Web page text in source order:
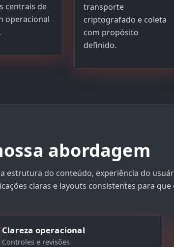
centrais de
operacional
transporte
criptografado e coleta
com propósito
definido.
abordagem
estrutura do conteúdo, experiência do
claras e layouts consistentes para que
Clareza operacional
Controles e revisões